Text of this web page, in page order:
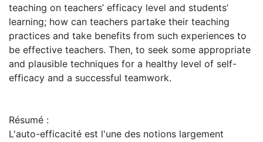
teaching on teachers’ efficacy level and students’
learning; how can teachers partake their teaching
practices and take benefits from such experiences to
be effective teachers. Then, to seek some appropriate
and plausible techniques for a healthy level of self-
efficacy and a successful teamwork.
Résumé :
L'auto-efficacité est l'une des notions largement